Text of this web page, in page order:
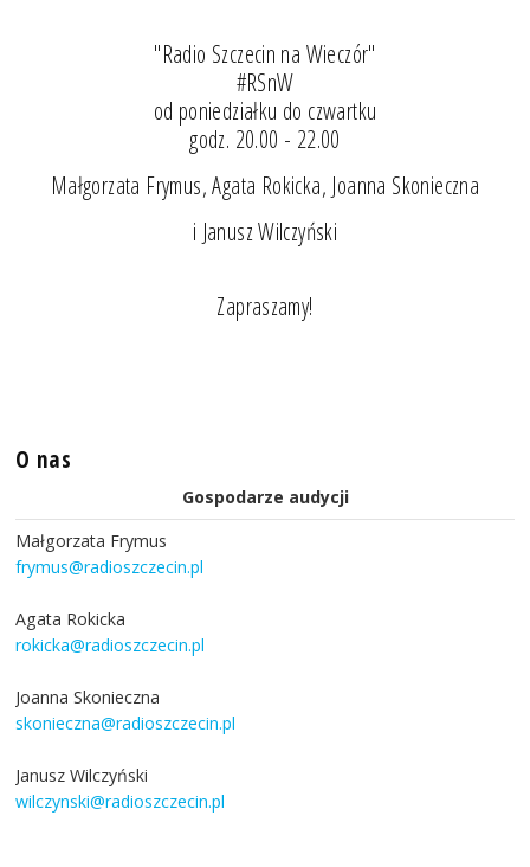
"Radio Szczecin na Wieczór"
#RSnW
od poniedziałku do czwartku
godz. 20.00 - 22.00
Małgorzata Frymus, Agata Rokicka, Joanna Skonieczna
i Janusz Wilczyński
Zapraszamy!
O nas
Gospodarze audycji
Małgorzata Frymus
frymus@radioszczecin.pl
Agata Rokicka
rokicka@radioszczecin.pl
Joanna Skonieczna
skonieczna@radioszczecin.pl
Janusz Wilczyński
wilczynski@radioszczecin.pl